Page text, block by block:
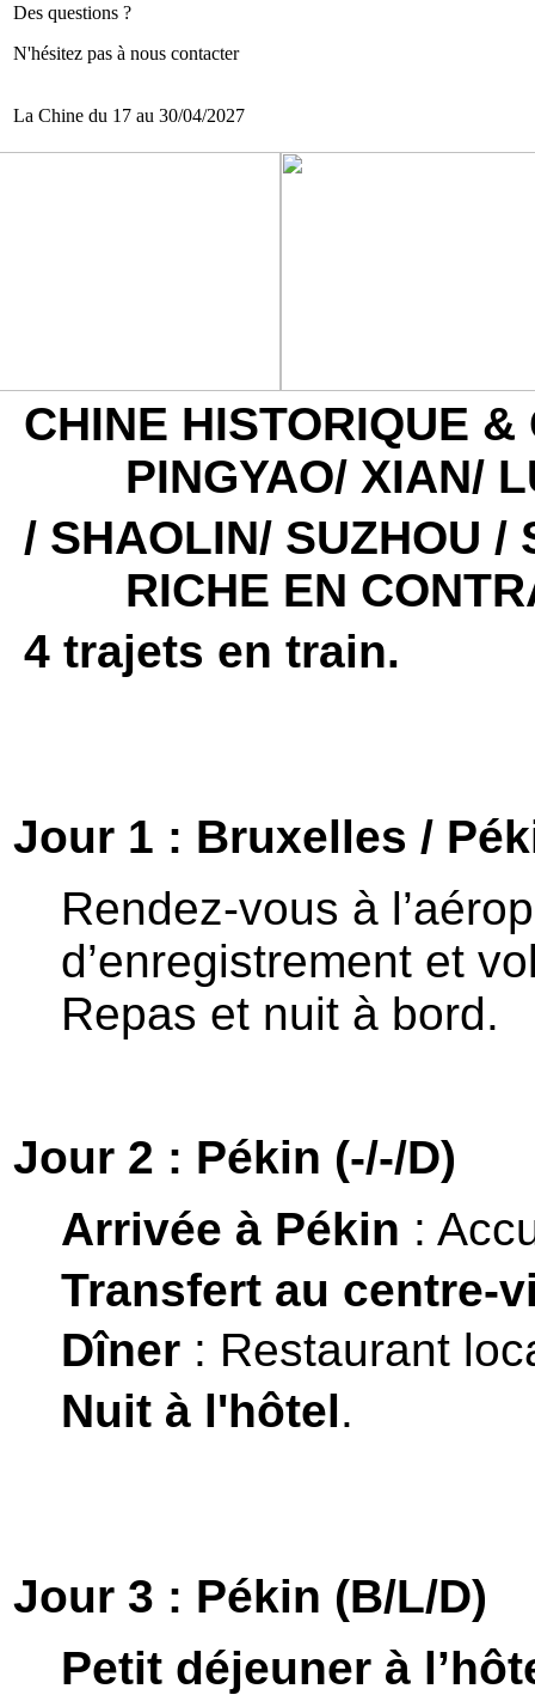
Des questions ?
N'hésitez pas à nous contacter
La Chine du 17 au 30/04/2027
CHINE HISTORIQUE
PINGYAO/ XIAN/
/ SHAOLIN/ SUZHOU /
RICHE EN
4 trajets en train.
Jour 1 : Bruxelles /
Rendez-vous à
d’enregistrement et
Repas et nuit à bord.
Jour 2 : Pékin (-/-/D)
Arrivée à Pékin :
Transfert au centre-
Dîner : Restaurant
Nuit à l'hôtel.
Jour 3 : Pékin (B/L/D)
Petit déjeuner à